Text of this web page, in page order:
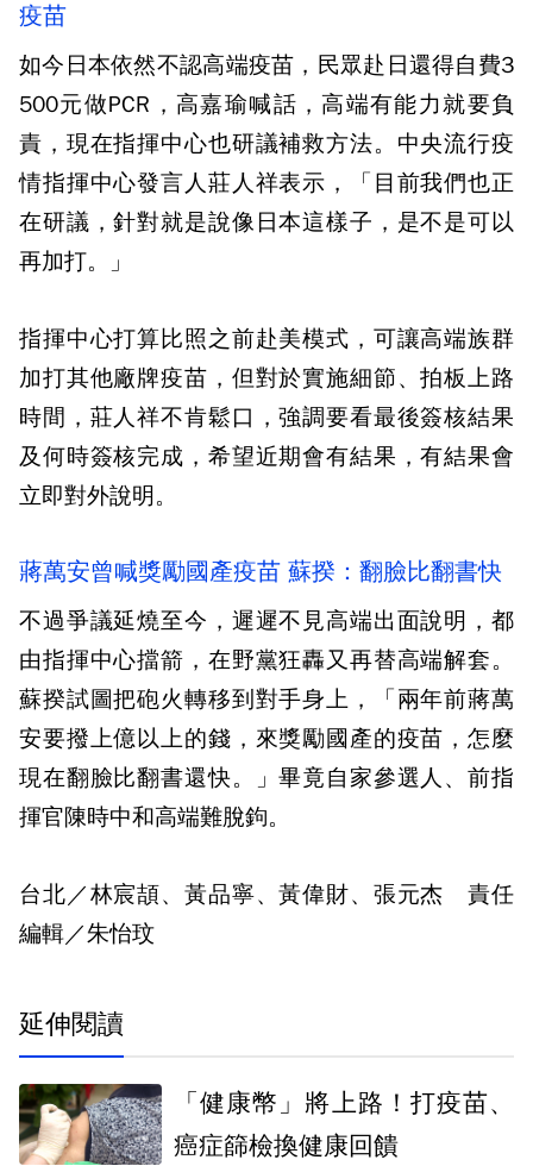
疫苗
如今日本依然不認高端疫苗，民眾赴日還得自費3
500元做PCR，高嘉瑜喊話，高端有能力就要負
責，現在指揮中心也研議補救方法。中央流行疫
情指揮中心發言人莊人祥表示，「目前我們也正
在研議，針對就是說像日本這樣子，是不是可以
再加打。」
指揮中心打算比照之前赴美模式，可讓高端族群
加打其他廠牌疫苗，但對於實施細節、拍板上路
時間，莊人祥不肯鬆口，強調要看最後簽核結果
及何時簽核完成，希望近期會有結果，有結果會
立即對外說明。
蔣萬安曾喊獎勵國產疫苗 蘇揆：翻臉比翻書快
不過爭議延燒至今，遲遲不見高端出面說明，都
由指揮中心擋箭，在野黨狂轟又再替高端解套。
蘇揆試圖把砲火轉移到對手身上，「兩年前蔣萬
安要撥上億以上的錢，來獎勵國產的疫苗，怎麼
現在翻臉比翻書還快。」畢竟自家參選人、前指
揮官陳時中和高端難脫鉤。
台北／林宸頡、黃品寧、黃偉財、張元杰 責任
編輯／朱怡玟
延伸閱讀
「健康幣」將上路！打疫苗、
癌症篩檢換健康回饋